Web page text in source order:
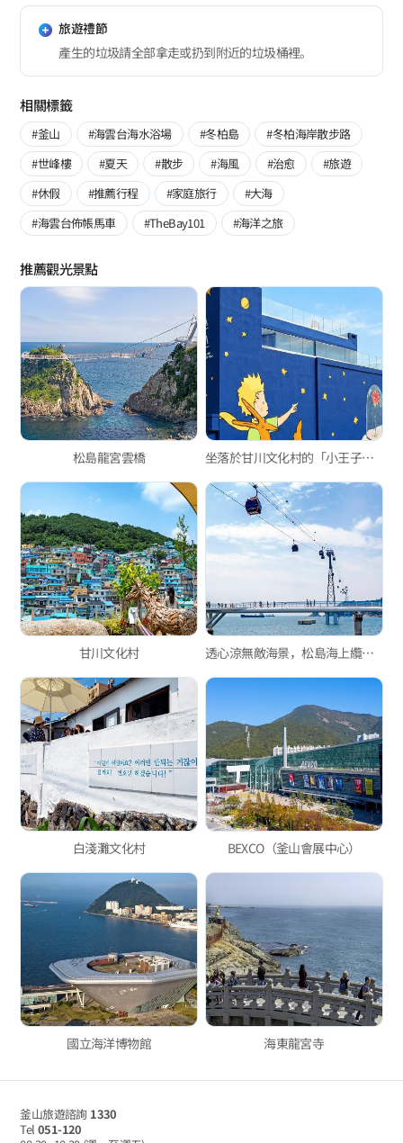
旅遊禮節
產生的垃圾請全部拿走或扔到附近的垃圾桶裡。
相關標籤
#釜山 #海雲台海水浴場 #冬柏島
#冬柏海岸散步路
#世峰樓
#夏天 #散步 #海風 #治愈
#旅遊
#休假
#推薦行程 #家庭旅行
#大海
#海雲台佈帳馬車
#TheBay101 #海洋之旅
推薦觀光景點
松島龍宮雲橋 坐落於甘川文化村的「小王子之家」
甘川文化村 透心涼無敵海景，松島海上纜車！
白淺灘文化村 BEXCO（釜山會展中心）
國立海洋博物館 海東龍宮寺
釜山旅遊諮詢 1330
Tel 051-120